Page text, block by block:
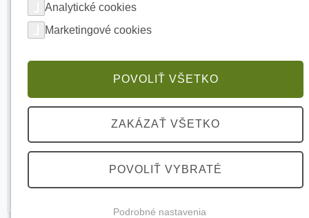
Analytické cookies
Marketingové cookies
POVOLIŤ VŠETKO
ZAKÁZAŤ VŠETKO
POVOLIŤ VYBRATÉ
Podrobné nastavenia